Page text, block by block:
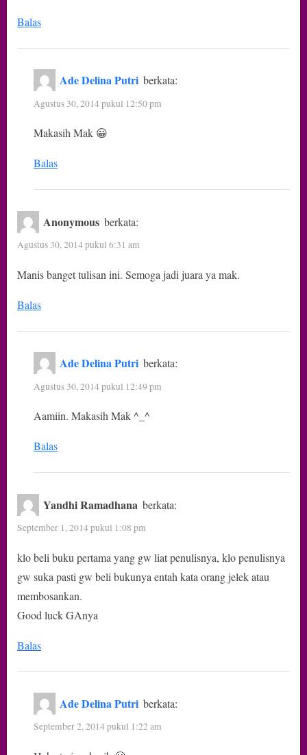
Balas
Ade Delina Putri berkata:
Agustus 30, 2014 pukul 12:50 pm
Makasih Mak 😀
Balas
Anonymous berkata:
Agustus 30, 2014 pukul 6:31 am
Manis banget tulisan ini. Semoga jadi juara ya mak.
Balas
Ade Delina Putri berkata:
Agustus 30, 2014 pukul 12:49 pm
Aamiin. Makasih Mak ^_^
Balas
Yandhi Ramadhana berkata:
September 1, 2014 pukul 1:08 pm
klo beli buku pertama yang gw liat penulisnya, klo penulisnya
gw suka pasti gw beli bukunya entah kata orang jelek atau
membosankan.
Good luck GAnya
Balas
Ade Delina Putri berkata:
September 2, 2014 pukul 1:22 am